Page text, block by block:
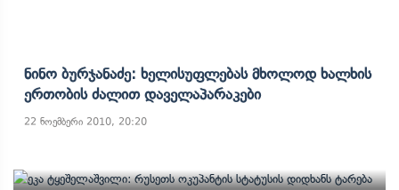
Ნინო Ბურჯანაძე: Ხელისუფლებას Მხოლოდ Ხალხის
Ერთობის Ძალით Დაველაპარაკები
22 ნოემბერი 2010, 20:20